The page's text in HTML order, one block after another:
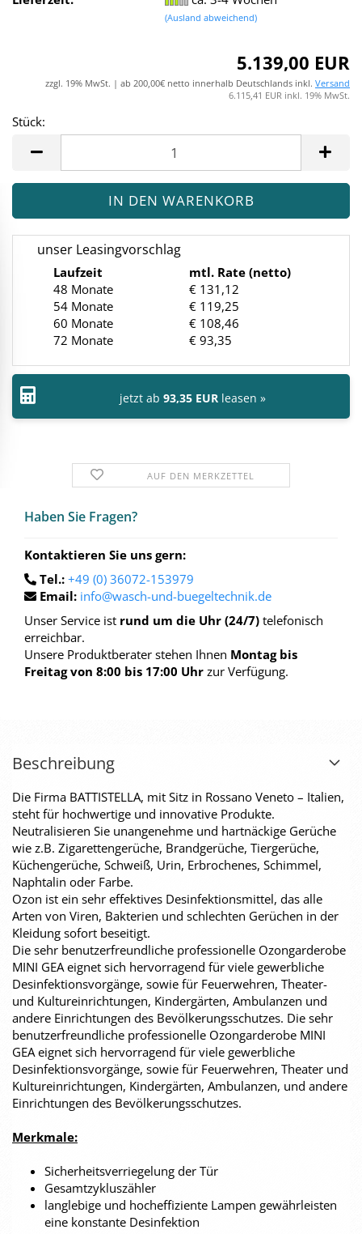
(Ausland abweichend)
5.139,00 EUR
zzgl. 19% MwSt. | ab 200,00€ netto innerhalb Deutschlands inkl. Versand
6.115,41 EUR inkl. 19% MwSt.
Stück:
unser Leasingvorschlag
Laufzeit
mtl. Rate (netto)
48 Monate
€ 131,12
54 Monate
€ 119,25
60 Monate
€ 108,46
72 Monate
€ 93,35
jetzt ab 93,35 EUR leasen »
AUF DEN MERKZETTEL
Haben Sie Fra­gen?
Kontaktieren Sie uns gern:
Tel.: +49 (0) 36072-153979
Email: info@wasch-und-buegeltechnik.de
Unser Service ist rund um die Uhr (24/7) telefonisch
erreichbar.
Unsere Produktberater stehen Ihnen Montag bis
Freitag von 8:00 bis 17:00 Uhr zur Verfügung.
Beschreibung
Die Firma BATTISTELLA, mit Sitz in Rossano Veneto – Italien,
steht für hochwertige und innovative Produkte.
Neutralisieren Sie unangenehme und hartnäckige Gerüche
wie z.B. Zigarettengerüche, Brandgerüche, Tiergerüche,
Küchengerüche, Schweiß, Urin, Erbrochenes, Schimmel,
Naphtalin oder Farbe.
Ozon ist ein sehr effektives Desinfektionsmittel, das alle
Arten von Viren, Bakterien und schlechten Gerüchen in der
Kleidung sofort beseitigt.
Die sehr benutzerfreundliche professionelle Ozongarderobe
MINI GEA eignet sich hervorragend für viele gewerbliche
Desinfektionsvorgänge, sowie für Feuerwehren, Theater-
und Kultureinrichtungen, Kindergärten, Ambulanzen und
andere Einrichtungen des Bevölkerungsschutzes. Die sehr
benutzerfreundliche professionelle Ozongarderobe MINI
GEA eignet sich hervorragend für viele gewerbliche
Desinfektionsvorgänge, sowie für Feuerwehren, Theater und
Kultureinrichtungen, Kindergärten, Ambulanzen, und andere
Einrichtungen des Bevölkerungsschutzes.
Merkmale:
Sicherheitsverriegelung der Tür
Gesamtzykluszähler
langlebige und hocheffiziente Lampen gewährleisten
eine konstante Desinfektion